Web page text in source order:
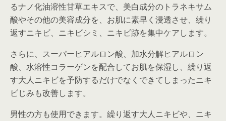
るナノ化油溶性甘草エキスで、美白成分のトラネキサム
酸やその他の美容成分を、お肌に素早く浸透させ、繰り
返すニキビ、ニキビシミ、ニキビ跡を集中ケアします。
さらに、スーパーヒアルロン酸、加水分解ヒアルロン
酸、水溶性コラーゲンを配合してお肌を保湿し、繰り返
す大人ニキビを予防するだけでなくできてしまったニキ
ビじみも改善します。
男性の方も使用できます。繰り返す大人ニキビや、ニキ